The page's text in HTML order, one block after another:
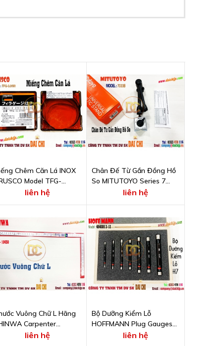
Chêm Căn Lá INOX
Model TFG-
liên hệ
Chân Đế Từ Gắn Đồng Hồ
So MITUTOYO Series 7
Model 7033Bliên hệ
Vuông Chữ L Hãng
Carpenter
Model 10450
liên hệ
Bộ Dưỡng Kiểm Lỗ
HOFFMANN Plug Gauges
Set H7 Mã 484005 3-12
liên hệ